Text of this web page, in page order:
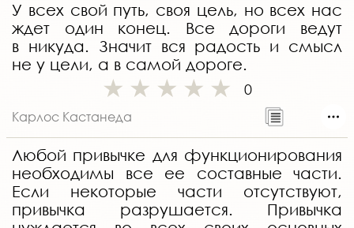
У всех свой путь, своя цель, но всех нас
ждет один конец. Все дороги ведут
в никуда. Значит вся радость и смысл
не у цели, а в самой дороге.
0
Карлос Кастанеда
Любой привычке для функционирования
необходимы все ее составные части.
Если некоторые части отсутствуют,
привычка разрушается. Привычка